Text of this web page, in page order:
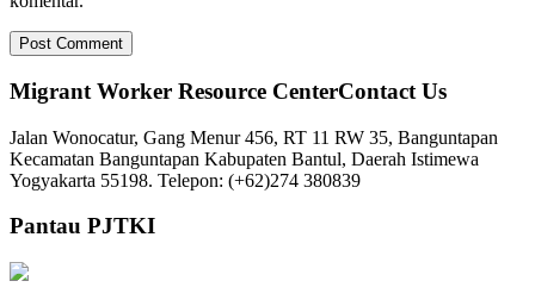
Migrant Worker Resource CenterContact Us
Jalan Wonocatur, Gang Menur 456, RT 11 RW 35, Banguntapan
Kecamatan Banguntapan Kabupaten Bantul, Daerah Istimewa
Yogyakarta 55198. Telepon: (+62)274 380839
Pantau PJTKI